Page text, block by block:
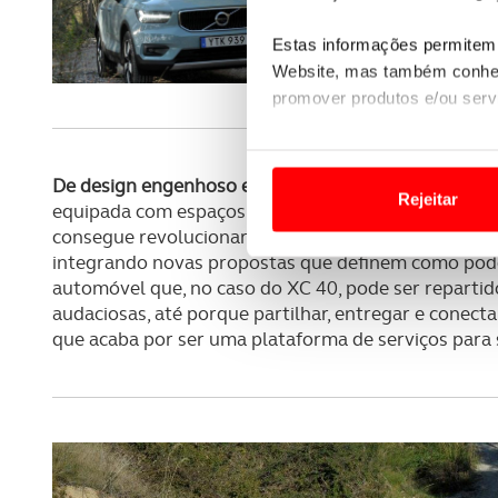
Estas informações
Website, mas também
promover produtos e/ou
Usamos cookies para
funcionalidades de redes
Adicionalmente partilhamos
e organizações na UE e em
Realçamos que o bloqueio
Rejeitar
De design engenhoso e funcional, tanto ao nível
equipada com espaços de arrumação práticos e
consegue revolucionar o espaço.O XC 40 poderá
integrando novas propostas que definem como
automóvel que, no caso do XC 40, pode ser
audaciosas, até porque partilhar, entregar e
que acaba por ser uma plataforma de serviços